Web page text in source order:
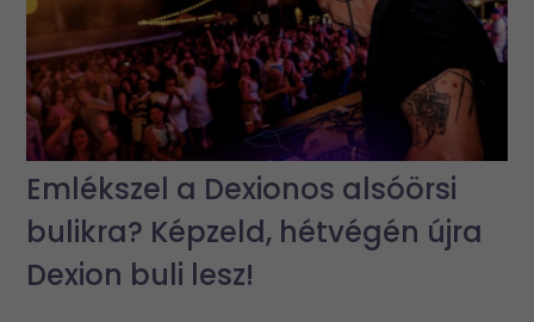
Emlékszel a Dexionos alsóörsi
bulikra? Képzeld, hétvégén újra
Dexion buli lesz!